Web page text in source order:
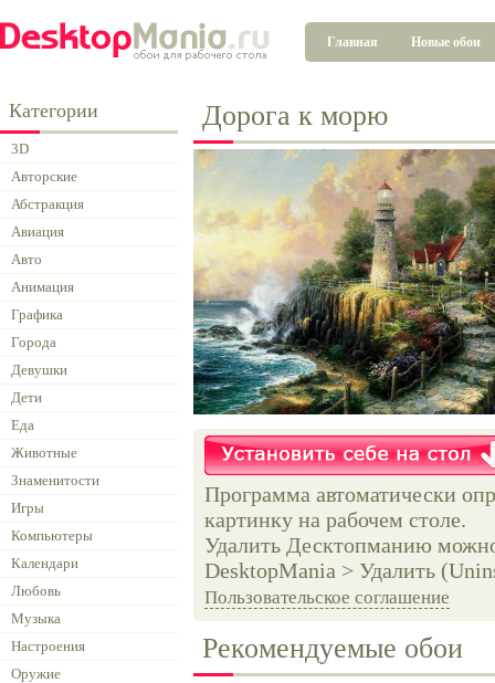
Главная Новые обои
Категории
3D
Авторские
Абстракция
Авиация
Авто
Анимация
Графика
Города
Девушки
Дети
Еда
Животные
Знаменитости
Игры
Компьютеры
Календари
Любовь
Музыка
Настроения
Оружие
Дорога к морю
Программа автоматически
картинку на рабочем столе.
Удалить Десктопманию
DesktopMania > Удалить
Пользовательское соглашение
Рекомендуемые обои